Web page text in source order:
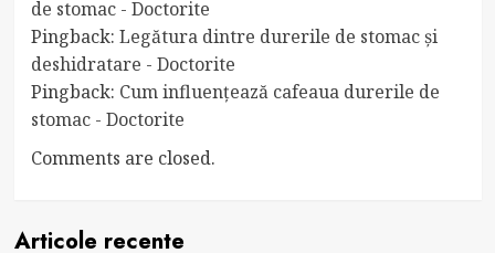
de stomac - Doctorite
Pingback: Legătura dintre durerile de stomac și
deshidratare - Doctorite
Pingback: Cum influențează cafeaua durerile de
stomac - Doctorite
Comments are closed.
Articole recente